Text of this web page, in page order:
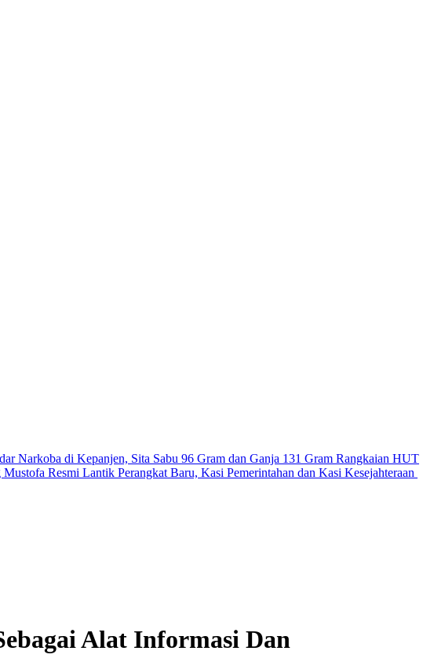
Narkoba di Kepanjen, Sita Sabu 96 Gram dan Ganja 131 Gram Rangkaian HUT
Resmi Lantik Perangkat Baru, Kasi Pemerintahan dan Kasi Kesejahteraan
Alat Informasi Dan